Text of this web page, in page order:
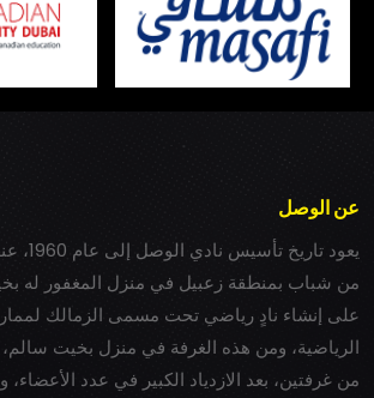
عن الوصل
يعود
من شباب بمنطقة زعبيل في منزل المغفور له
على إنشاء نادٍ رياضي تحت مسمى الزمالك
الرياضية، ومن هذه الغرفة في منزل بخيت
من غرفتين، بعد الازدياد الكبير في عدد الأعضاء،